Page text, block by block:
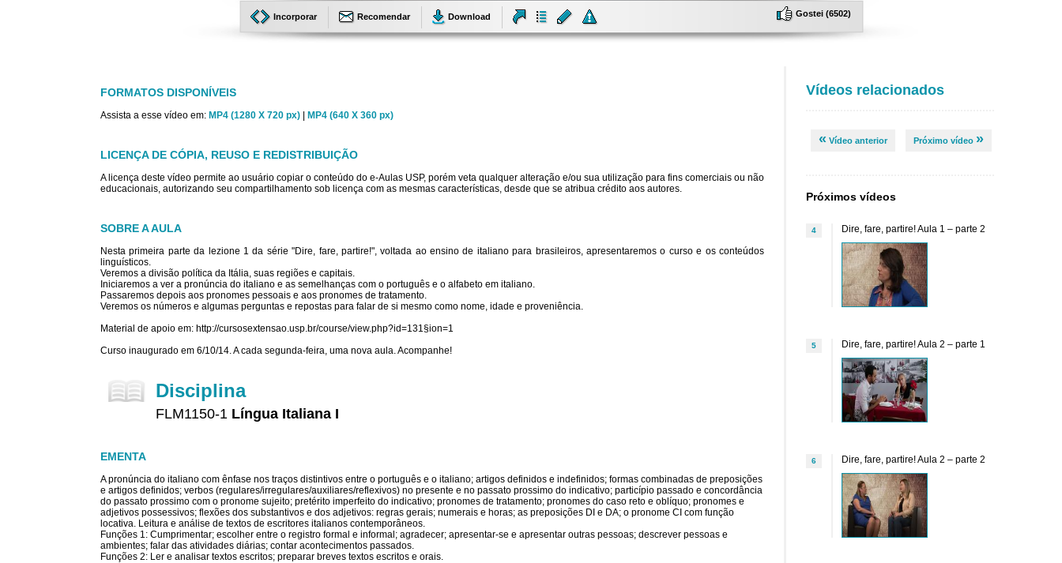
Incorporar Recomendar Download Gostei (6502)
FORMATOS DISPONÍVEIS
Assista a esse vídeo em: MP4 (1280 X 720 px) MP4 (640 X 360 px)
LICENÇA DE CÓPIA, REUSO E REDISTRIBUIÇÃO
A licença deste vídeo permite ao usuário copiar o conteúdo do e-Aulas USP, porém veta qualquer alteração e/ou sua utilização para fins comerciais ou não
educacionais, autorizando seu compartilhamento sob licença com as mesmas características, desde que se atribua crédito aos autores.
SOBRE A AULA
Nesta primeira parte da lezione 1 da série "Dire, fare, partire!", voltada ao ensino de italiano para brasileiros, apresentaremos o curso e os conteúdos
linguísticos.
Veremos a divisão política da Itália, suas regiões e capitais.
Iniciaremos a ver a pronúncia do italiano e as semelhanças com o português e o alfabeto em italiano.
Passaremos depois aos pronomes pessoais e aos pronomes de tratamento.
Veremos os números e algumas perguntas e repostas para falar de si mesmo como nome, idade e proveniência.
Material de apoio em: http://cursosextensao.usp.br/course/view.php?id=131§ion=1
Curso inaugurado em 6/10/14. A cada segunda-feira, uma nova aula. Acompanhe!
Disciplina
FLM1150-1 Língua Italiana I
EMENTA
A pronúncia do italiano com ênfase nos traços distintivos entre o português e o italiano; artigos definidos e indefinidos; formas combinadas de preposições
e artigos definidos; verbos (regulares/irregulares/auxiliares/reflexivos) no presente e no passato prossimo do indicativo; particípio passado e concordância
do passato prossimo com o pronome sujeito; pretérito imperfeito do indicativo; pronomes de tratamento; pronomes do caso reto e oblíquo; pronomes e
adjetivos possessivos; flexões dos substantivos e dos adjetivos: regras gerais; numerais e horas; as preposições DI e DA; o pronome CI com função
locativa. Leitura e análise de textos de escritores italianos contemporâneos.
Funções 1: Cumprimentar; escolher entre o registro formal e informal; agradecer; apresentar-se e apresentar outras pessoas; descrever pessoas e
ambientes; falar das atividades diárias; contar acontecimentos passados.
Funções 2: Ler e analisar textos escritos; preparar breves textos escritos e orais.
Vídeos relacionados
« Vídeo anterior Próximo vídeo »
Próximos vídeos
4 Dire, fare, partire! Aula 1 – parte 2
5 Dire, fare, partire! Aula 2 – parte 1
6 Dire, fare, partire! Aula 2 – parte 2